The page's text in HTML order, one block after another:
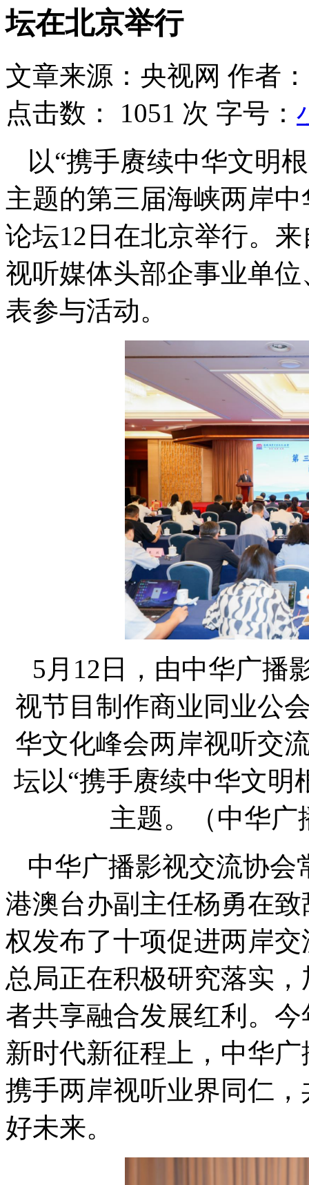
坛在北京举行
文章来源：央视网 作者：
点击数： 1051 次 字号：
以“携手赓续中华文明
主题的第三届海峡两岸
论坛12日在北京举行。
视听媒体头部企事业单
表参与活动。
5月12日，由中华广播
视节目制作商业同业公
华文化峰会两岸视听交
坛以“携手赓续中华文明
主题。（中华广
中华广播影视交流协
港澳台办副主任杨勇在
权发布了十项促进两岸
总局正在积极研究落实
者共享融合发展红利。
新时代新征程上，中华
携手两岸视听业界同仁
好未来。